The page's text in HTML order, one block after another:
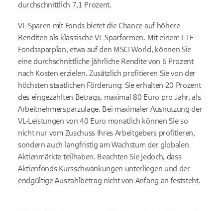
durchschnittlich 7,1 Prozent.
VL-Sparen mit Fonds bietet die Chance auf höhere
Renditen als klassische VL-Sparformen. Mit einem ETF-
Fondssparplan, etwa auf den MSCI World, können Sie
eine durchschnittliche jährliche Rendite von 6 Prozent
nach Kosten erzielen. Zusätzlich profitieren Sie von der
höchsten staatlichen Förderung: Sie erhalten 20 Prozent
des eingezahlten Betrags, maximal 80 Euro pro Jahr, als
Arbeitnehmersparzulage. Bei maximaler Ausnutzung der
VL-Leistungen von 40 Euro monatlich können Sie so
nicht nur vom Zuschuss Ihres Arbeitgebers profitieren,
sondern auch langfristig am Wachstum der globalen
Aktienmärkte teilhaben. Beachten Sie jedoch, dass
Aktienfonds Kursschwankungen unterliegen und der
endgültige Auszahlbetrag nicht von Anfang an feststeht.